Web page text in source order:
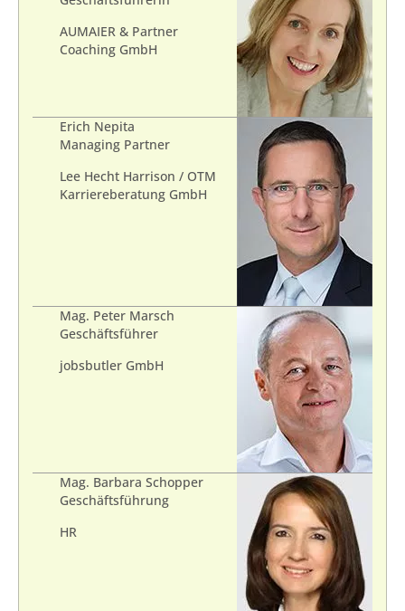
AUMAIER & Partner
Coaching GmbH
Erich Nepita
Managing Partner
Lee Hecht Harrison / OTM
Karriereberatung GmbH
Mag. Peter Marsch
Geschäftsführer
jobsbutler GmbH
Mag. Barbara Schopper
Geschäftsführung
HR